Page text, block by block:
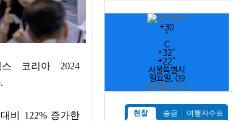
스 코리아 2024
.
비 122% 증가한
+30
°
C
+32°
+22°
서울특별시
일요일, 09
7일 예보 보기